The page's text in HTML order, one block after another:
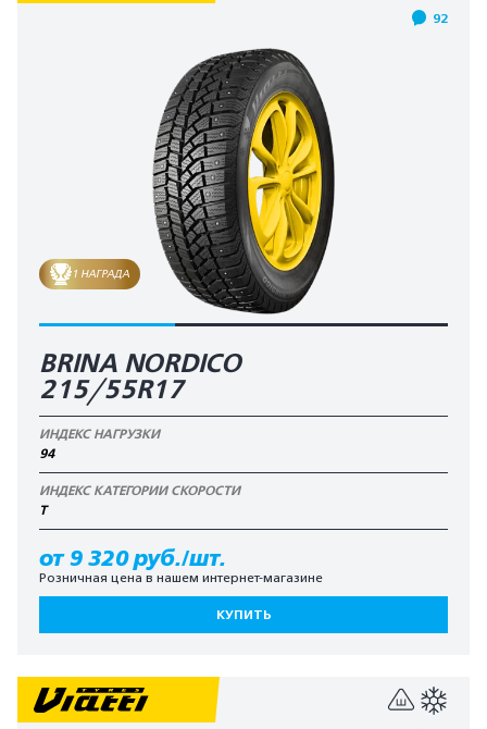
92
1 НАГРАДА
BRINA NORDICO
215/55R17
ИНДЕКС НАГРУЗКИ
94
ИНДЕКС КАТЕГОРИИ СКОРОСТИ
T
от 9 320 руб./шт.
Розничная цена в нашем интернет-магазине
КУПИТЬ